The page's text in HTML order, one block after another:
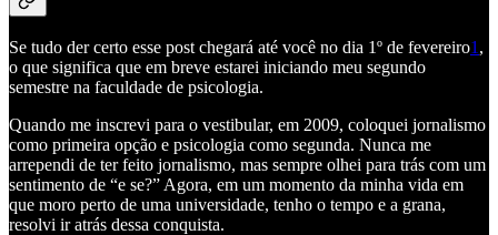
Se tudo der certo esse post chegará até você no dia 1º de fevereiro1 ,
o que significa que em breve estarei iniciando meu segundo
semestre na faculdade de psicologia.
Quando me inscrevi para o vestibular, em 2009, coloquei jornalismo
como primeira opção e psicologia como segunda. Nunca me
arrependi de ter feito jornalismo, mas sempre olhei para trás com um
sentimento de “e se?” Agora, em um momento da minha vida em
que moro perto de uma universidade, tenho o tempo e a grana,
resolvi ir atrás dessa conquista.